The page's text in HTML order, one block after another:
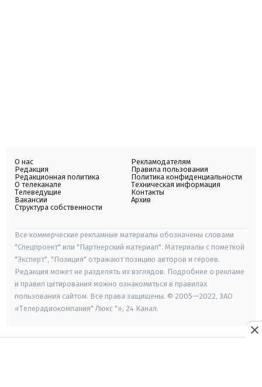
О нас
Редакция
Редакционная политика
О телеканале
Телеведущие
Вакансии
Структура собственности
Рекламодателям
Правила пользования
Политика конфиденциальности
Техническая информация
Контакты
Архив
Все коммерческие рекламные материалы обозначены словами
"Спецпроект" или "Партнерский материал". Материалы с пометкой
"Эксперт", "Позиция" отражают позицию авторов и героев.
Редакция может не разделять их взглядов. Подробнее о рекламе
и правил цитирования можно ознакомиться в правилах
пользования сайтом. Все права защищены. © 2005—2022, ЗАО
«Телерадиокомпания" Люкс "», 24 Канал.